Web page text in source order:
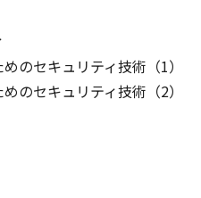
のセキュリティ技術（1）
のセキュリティ技術（2）